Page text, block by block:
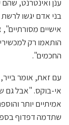
בני אדם יגשו
אישיים מסורתיים",
הותאמו רק
החכמים".
עם זאת, אומר
אי-בוקס. "אבל גם
אמיתיים יותר
שתדמה דפדוף